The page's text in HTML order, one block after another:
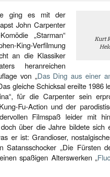
Kurt
ging es mit der
John Carpenter
„Starman“
Verfilmung
an die Klassiker
heranreichen
von „Das Ding aus einer
gleiche Schicksal ereilte 1986
für die Carpenter sein
Fu-Action und der
Filmspaß leider mit
über die Jahre bildete
er ist: Grandioser,
Satansschocker „Die Fürsten
spaßigen Alterswerken „